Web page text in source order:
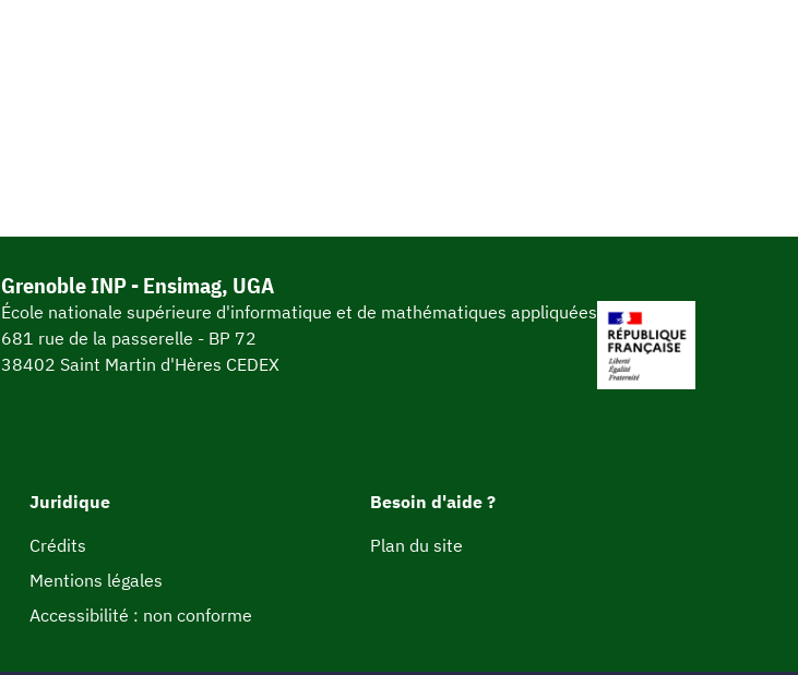
Grenoble INP - Ensimag, UGA
École nationale supérieure d'informatique et de mathématiques appliquées
681 rue de la passerelle - BP 72
38402 Saint Martin d'Hères CEDEX
Juridique
Crédits
Mentions légales
Accessibilité : non conforme
Besoin d'aide ?
Plan du site